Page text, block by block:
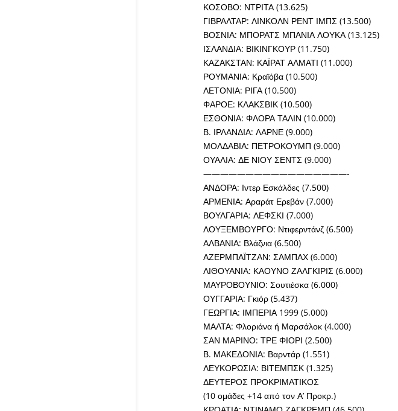
ΚΟΣΟΒΟ: ΝΤΡΙΤΑ (13.625)
ΓΙΒΡΑΛΤΑΡ: ΛΙΝΚΟΛΝ ΡΕΝΤ ΙΜΠΣ (13.500)
ΒΟΣΝΙΑ: ΜΠΟΡΑΤΣ ΜΠΑΝΙΑ ΛΟΥΚΑ (13.125)
ΙΣΛΑΝΔΙΑ: ΒΙΚΙΝΓΚΟΥΡ (11.750)
ΚΑΖΑΚΣΤΑΝ: ΚΑΪΡΑΤ ΑΛΜΑΤΙ (11.000)
ΡΟΥΜΑΝΙΑ: Κραϊόβα (10.500)
ΛΕΤΟΝΙΑ: ΡΙΓΑ (10.500)
ΦΑΡΟΕ: ΚΛΑΚΣΒΙΚ (10.500)
ΕΣΘΟΝΙΑ: ΦΛΟΡΑ ΤΑΛΙΝ (10.000)
Β. ΙΡΛΑΝΔΙΑ: ΛΑΡΝΕ (9.000)
ΜΟΛΔΑΒΙΑ: ΠΕΤΡΟΚΟΥΜΠ (9.000)
ΟΥΑΛΙΑ: ΔΕ ΝΙΟΥ ΣΕΝΤΣ (9.000)
—————————————————-
ΑΝΔΟΡΑ: Ιντερ Εσκάλδες (7.500)
ΑΡΜΕΝΙΑ: Αραράτ Ερεβάν (7.000)
ΒΟΥΛΓΑΡΙΑ: ΛΕΦΣΚΙ (7.000)
ΛΟΥΞΕΜΒΟΥΡΓΟ: Ντιφερντάνζ (6.500)
ΑΛΒΑΝΙΑ: Βλάζνια (6.500)
ΑΖΕΡΜΠΑΪΤΖΑΝ: ΣΑΜΠΑΧ (6.000)
ΛΙΘΟΥΑΝΙΑ: ΚΑΟΥΝΟ ΖΑΛΓΚΙΡΙΣ (6.000)
ΜΑΥΡΟΒΟΥΝΙΟ: Σουτιέσκα (6.000)
ΟΥΓΓΑΡΙΑ: Γκιόρ (5.437)
ΓΕΩΡΓΙΑ: ΙΜΠΕΡΙΑ 1999 (5.000)
ΜΑΛΤΑ: Φλοριάνα ή Μαρσάλοκ (4.000)
ΣΑΝ ΜΑΡΙΝΟ: ΤΡΕ ΦΙΟΡΙ (2.500)
Β. ΜΑΚΕΔΟΝΙΑ: Βαρντάρ (1.551)
ΛΕΥΚΟΡΩΣΙΑ: ΒΙΤΕΜΠΣΚ (1.325)
ΔΕΥΤΕΡΟΣ ΠΡΟΚΡΙΜΑΤΙΚΟΣ
(10 ομάδες +14 από τον Α’ Προκρ.)